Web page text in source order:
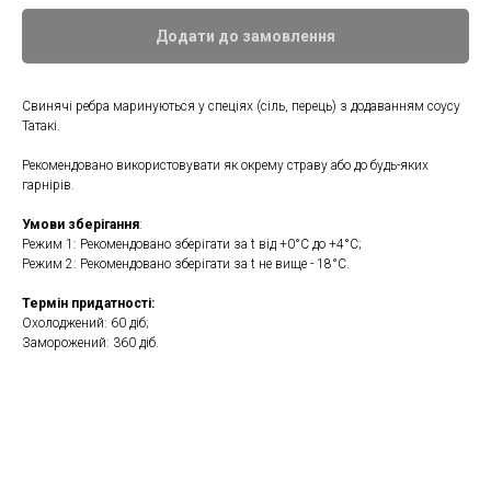
Додати до замовлення
Свинячі ребра маринуються у спеціях (сіль, перець) з додаванням соусу
Татакі.
Рекомендовано використовувати як окрему страву або до будь-яких
гарнірів.
Умови зберігання:
Режим 1: Рекомендовано зберігати за t від +0°С до +4°С;
Режим 2: Рекомендовано зберігати за t не вище - 18°С.
Термін придатності:
Охолоджений: 60 діб;
Заморожений: 360 діб.